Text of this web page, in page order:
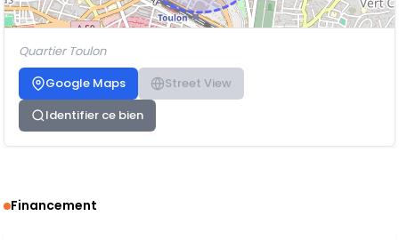
Quartier Toulon
Google Maps
Street View
Identifier ce bien
Financement